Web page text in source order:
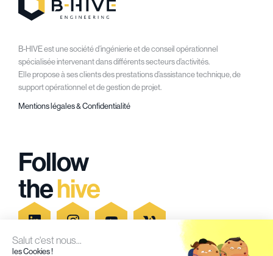
B-HIVE est une société d’ingénierie et de conseil opérationnel
spécialisée intervenant dans différents secteurs d’activités.
Elle propose à ses clients des prestations d’assistance technique, de
support opérationnel et de gestion de projet.
Mentions légales & Confidentialité
Follow
thehive
Salut c'est nous...
les Cookies !